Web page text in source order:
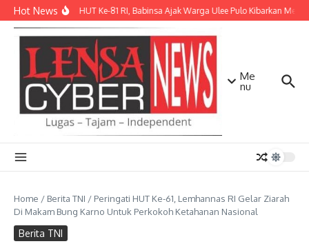
Lewati ke konten
Hot NewsSambut HUT Ke-81 RI, Babinsa Ajak Warga Ulee Pulo Kibarkan Merah
Me
nu
Home / Berita TNI / Peringati HUT Ke-61, Lemhannas RI Gelar Ziarah
Di Makam Bung Karno Untuk Perkokoh Ketahanan Nasional
Berita TNI